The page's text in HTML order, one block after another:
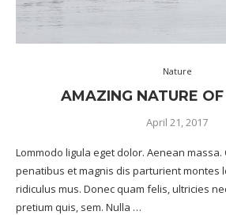
Nature
AMAZING NATURE
April 21, 2017
Lommodo ligula eget dolor. Aenean massa.
penatibus et magnis dis parturient montes
ridiculus mus. Donec quam felis, ultricies
pretium quis, sem. Nulla …